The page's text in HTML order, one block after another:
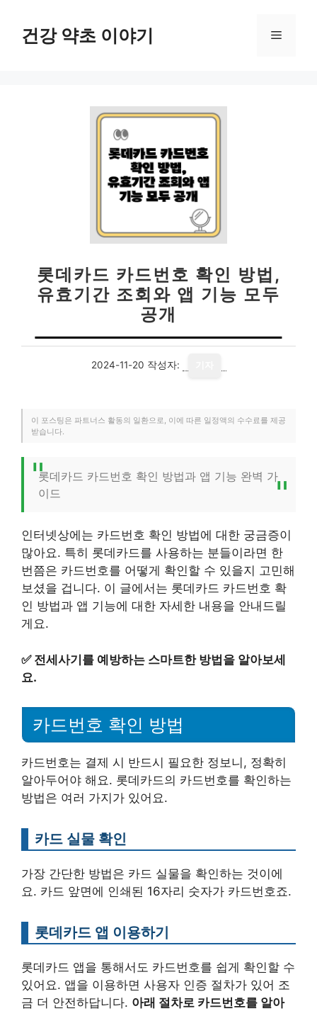
건강 약초 이야기 메
롯데카드 카드번호 확인 방법,
유효기간 조회와 앱 기능 모두
공개
2024-11-20 작성자:
이 포스팅은 파트너스 활동의 일환으로, 이에 따른 일정액의 수수료를 제공
받습니다.
롯데카드 카드번호 확인 방법과 앱 기능 완벽 가
이드
인터넷상에는 카드번호 확인 방법에 대한 궁금증이
많아요. 특히 롯데카드를 사용하는 분들이라면 한
번쯤은 카드번호를 어떻게 확인할 수 있을지 고민해
보셨을 겁니다. 이 글에서는 롯데카드 카드번호 확
인 방법과 앱 기능에 대한 자세한 내용을 안내드릴
게요.
✅ 전세사기를 예방하는 스마트한 방법을 알아보세
요.
카드번호 확인 방법
카드번호는 결제 시 반드시 필요한 정보니, 정확히
알아두어야 해요. 롯데카드의 카드번호를 확인하는
방법은 여러 가지가 있어요.
카드 실물 확인
가장 간단한 방법은 카드 실물을 확인하는 것이에
요. 카드 앞면에 인쇄된 16자리 숫자가 카드번호죠.
롯데카드 앱 이용하기
롯데카드 앱을 통해서도 카드번호를 쉽게 확인할 수
있어요. 앱을 이용하면 사용자 인증 절차가 있어 조
금 더 안전하답니다. 아래 절차로 카드번호를 알아